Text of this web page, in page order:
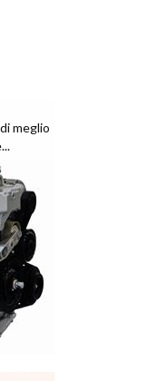
meglio